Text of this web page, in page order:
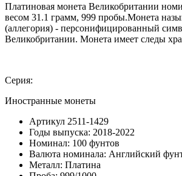
Платиновая монета Великобритании
весом 31.1 грамм, 999 пробы.Монета
(аллегория) - персонифицированный
Великобритании. Монета имеет следы
Серия:
Иностранные монеты
Артикул 2511-1429
Годы выпуска: 2018-2022
Номинал: 100 фунтов
Валюта номинала: Английский
Металл: Платина